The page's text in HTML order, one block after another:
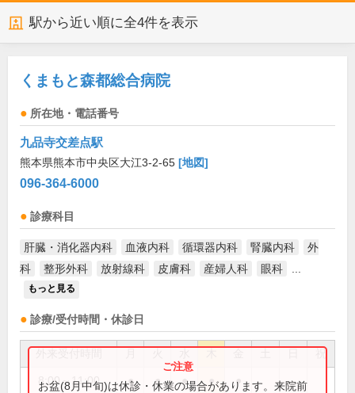
駅から近い順に全4件を表示
くまもと森都総合病院
所在地・電話番号
九品寺交差点駅
熊本県熊本市中央区大江3-2-65 [地図]
096-364-6000
診療科目
肝臓・消化器内科 血液内科 循環器内科 腎臓内科
外
科
整形外科 放射線科 皮膚科 産婦人科 眼科
もっと見る
診療/受付時間・休診日
祝
8:00～11:00 ● ● ● ● ●
お盆(8月中旬)は休診・休業の場合があります。来院前